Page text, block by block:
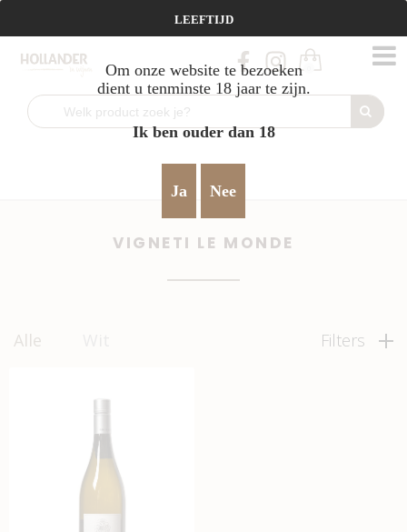
Vanaf €95 gratis verzending!
Vigneti Le Monde
VIGNETI LE MONDE
Alle Filters
LEEFTIJD
Om onze website te bezoeken
dient u tenminste 18 jaar te zijn.
Ik ben ouder dan 18
Ja Nee